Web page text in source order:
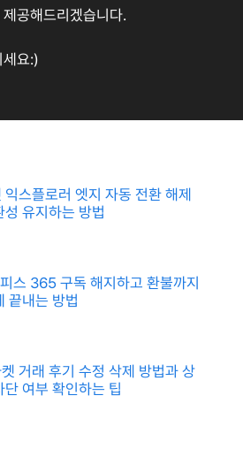
공해드리겠습니다.
세요:)
익스플로러 엣지 자동 전환 해제
성 유지하는 방법
스 365 구독 해지하고 환불까지
끝내는 방법
거래 후기 수정 삭제 방법과 상
단 여부 확인하는 팁